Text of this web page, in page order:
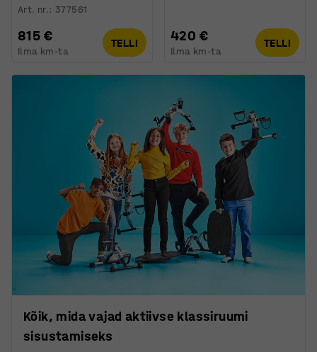
Art. nr.: 377561
815 €
Ilma km-ta
TELLI 420 €
Ilma km-ta
TELLI
Kõik, mida vajad aktiivse klassiruumi
sisustamiseks